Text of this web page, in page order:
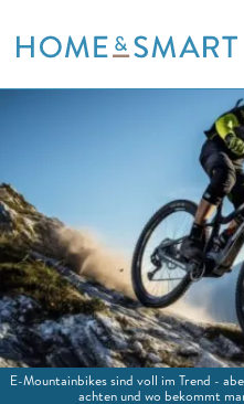
to
E-Mountainbikes sind voll im Trend -
achten und wo bekommt